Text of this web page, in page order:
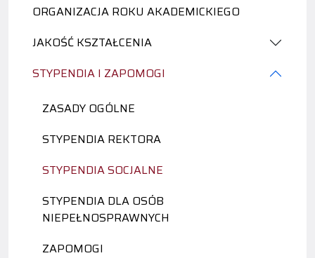
ORGANIZACJA ROKU AKADEMICKIEGO
JAKOŚĆ KSZTAŁCENIA
STYPENDIA I ZAPOMOGI
ZASADY OGÓLNE
STYPENDIA REKTORA
STYPENDIA SOCJALNE
STYPENDIA DLA OSÓB
NIEPEŁNOSPRAWNYCH
ZAPOMOGI